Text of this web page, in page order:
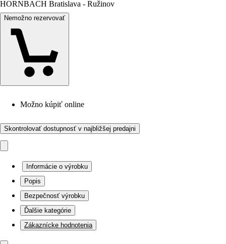
HORNBACH Bratislava - Ružinov
Nemožno rezervovať
Možno kúpiť online
Skontrolovať dostupnosť v najbližšej predajni
Informácie o výrobku
Popis
Bezpečnosť výrobku
Ďalšie kategórie
Zákaznícke hodnotenia